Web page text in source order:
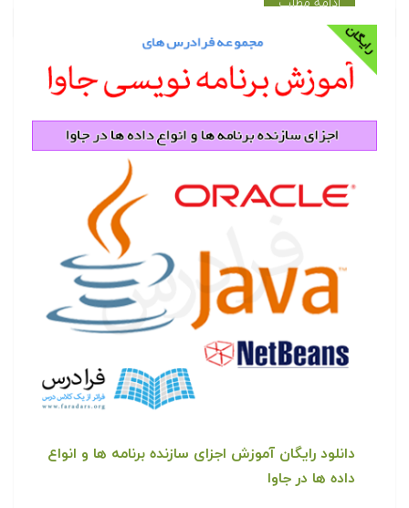
دانلود رایگان آموزش اجزای سازنده برنامه ها و انواع
داده ها در جاوا